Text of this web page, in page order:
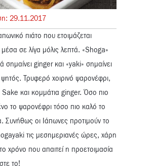
29.11.2017
πιάτο που ετοιμάζεται
σε λίγα μόλις λεπτά. «Shoga»
σημαίνει ginger και «yaki» σημαίνει
ψητός. Τρυφερό χοιρινό ψαρονέφρι,
και κομμάτια ginger. Όσο πιο
το ψαρονέφρι τόσο πιο καλό το
Συνήθως οι Ιάπωνες προτιμούν το
τις μεσημεριανές ώρες, χάρη
χρόνο που απαιτεί η προετοιμασία
το!